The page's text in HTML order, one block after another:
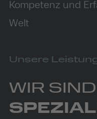
Kompetenz und
Welt
Unsere
WIR SIND